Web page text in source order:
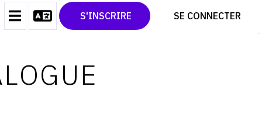
S'INSCRIRE SE CONNECTER
CONTACT
CGU
TWITTER
PINTEREST